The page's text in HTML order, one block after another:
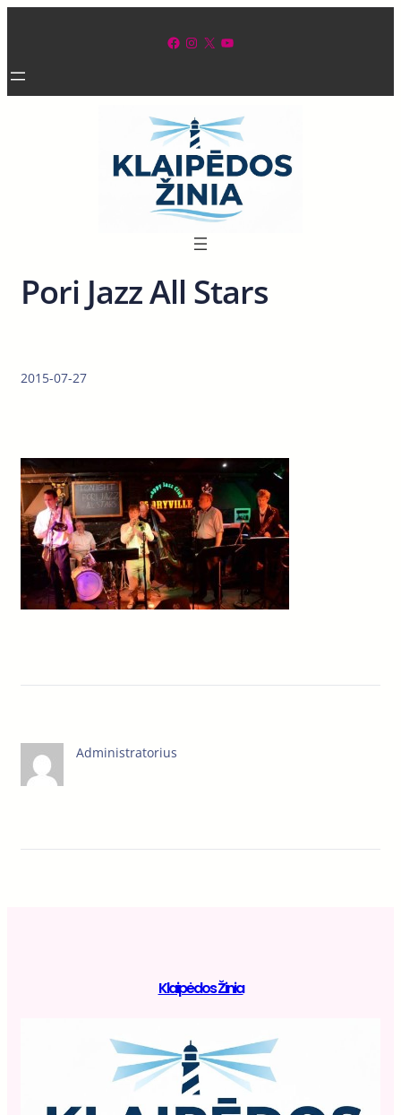
Facebook Instagram X YouTube
Pori Jazz All Stars
2015-07-27
Administratorius
Klaipėdos Žinia